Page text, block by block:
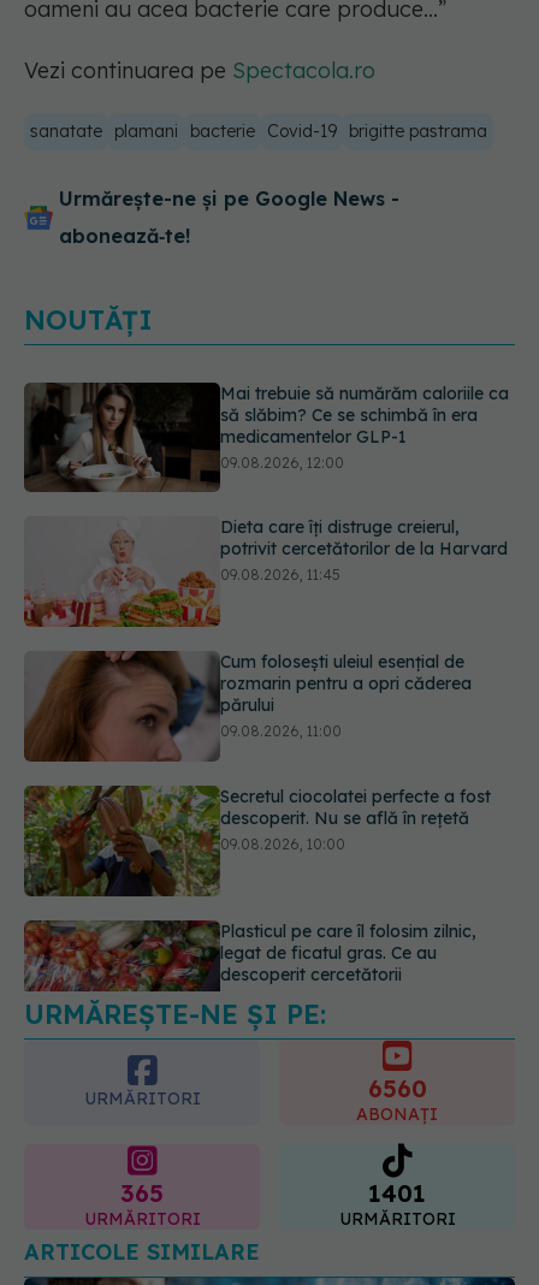
oameni au acea bacterie care produce...”
Vezi continuarea pe Spectacola.ro
sanatate plamani bacterie Covid-19 brigitte pastrama
Urmărește-ne și pe Google News -
abonează‑te!
NOUTĂȚI
Dieta care îți distruge creierul,
potrivit cercetătorilor de la Harvard
Cum folosești uleiul esențial de
rozmarin pentru a opri căderea
părului
Secretul ciocolatei perfecte a fost
descoperit. Nu se află în rețetă
09.08.2026, 10:00
Plasticul pe care îl folosim zilnic,
legat de ficatul gras. Ce au
descoperit cercetătorii
Mai trebuie să numărăm caloriile ca
să slăbim? Ce se schimbă în era
medicamentelor GLP-1
09.08.2026, 12:00
URMĂREȘTE-NE ȘI PE:
URMĂRITORI
365 1401
ARTICOLE SIMILARE